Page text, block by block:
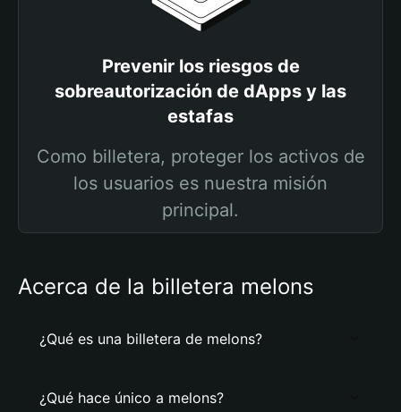
Prevenir los riesgos de
sobreautorización de dApps y las
estafas
Como billetera, proteger los activos de
los usuarios es nuestra misión
principal.
Acerca de la billetera melons
¿Qué es una billetera de melons?
¿Qué hace único a melons?